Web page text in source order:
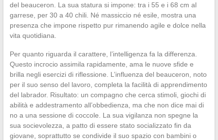
del beauceron. La sua statura si impone: tra i 55 e i 68 cm al
garrese, per 30 a 40 chili. Né massiccio né esile, mostra una
presenza che impone rispetto pur rimanendo agile e dolce nella
vita quotidiana.
Per quanto riguarda il carattere, l’intelligenza fa la differenza.
Questo incrocio assimila rapidamente, ama le nuove sfide e
brilla negli esercizi di riflessione. L’influenza del beauceron, noto
per il suo senso del lavoro, completa la facilità di apprendimento
del labrador. Risultato: un compagno che cerca stimoli, giochi di
abilità e addestramento all’obbedienza, ma che non dice mai di
no a una sessione di coccole. La sua vigilanza non spegne la
sua socievolezza, a patto di essere stato socializzato fin da
giovane, soprattutto se condivide il suo spazio con bambini o